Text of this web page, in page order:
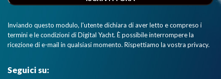
Inviando questo modulo, l'utente dichiara di aver letto e compreso i
termini e le condizioni di Digital Yacht. È possibile interrompere la
ricezione di e-mail in qualsiasi momento. Rispettiamo la vostra privacy.
Seguici su: